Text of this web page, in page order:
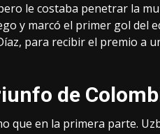
le costaba penetrar la
y marcó el primer gol del
para recibir el premio a
de
que en la primera parte.